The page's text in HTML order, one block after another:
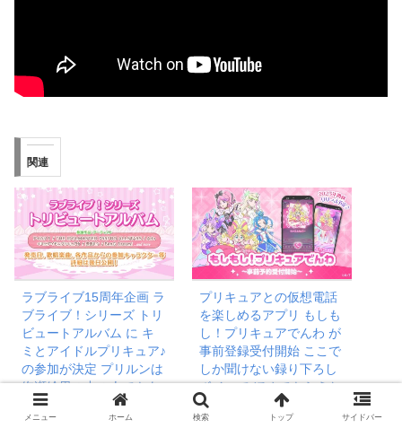
関連
ラブライブ15周年企画 ラ
ブライブ！シリーズ トリ
ビュートアルバム に キ
ミとアイドルプリキュア♪
の参加が決定 プリルンは
絢瀬絵里の中の人でもあ
るからキミプリの担当は
μ’sの楽曲かな
プリキュアとの仮想電話
を楽しめるアプリ もしも
し！プリキュアでんわ が
事前登録受付開始 ここで
しか聞けない録り下ろし
ボイスで ほめてもらえた
り 応援してもらえたりす
る
メニュー ホーム 検索 トップ サイドバー